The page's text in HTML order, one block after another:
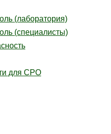
(лаборатория)
(специалисты)
для СРО